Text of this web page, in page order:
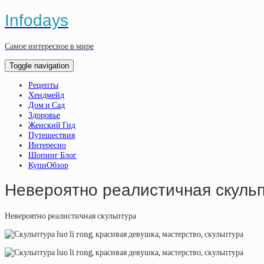
Infodays
Самое интересное в мире
Toggle navigation
Рецепты
Хендмейд
Дом и Сад
Здоровье
Женский Гид
Путешествия
Интересно
Шопинг Блог
КупиОбзор
Невероятно реалистичная
Невероятно реалистичная скульптура